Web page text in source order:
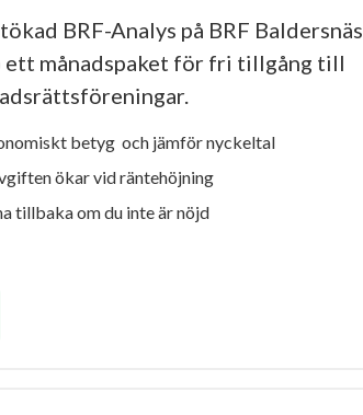
BRF-Analys på BRF Baldersnäs
ett månadspaket för fri tillgång till
betyg och jämför nyckeltal
ökar vid räntehöjning
tillbaka om du inte är nöjd